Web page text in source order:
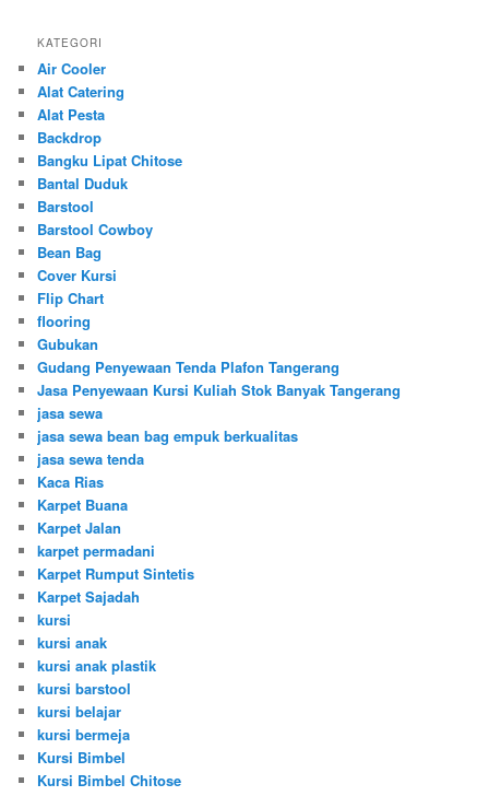
KATEGORI
Air Cooler
Alat Catering
Alat Pesta
Backdrop
Bangku Lipat Chitose
Bantal Duduk
Barstool
Barstool Cowboy
Bean Bag
Cover Kursi
Flip Chart
flooring
Gubukan
Gudang Penyewaan Tenda Plafon Tangerang
Jasa Penyewaan Kursi Kuliah Stok Banyak Tangerang
jasa sewa
jasa sewa bean bag empuk berkualitas
jasa sewa tenda
Kaca Rias
Karpet Buana
Karpet Jalan
karpet permadani
Karpet Rumput Sintetis
Karpet Sajadah
kursi
kursi anak
kursi anak plastik
kursi barstool
kursi belajar
kursi bermeja
Kursi Bimbel
Kursi Bimbel Chitose